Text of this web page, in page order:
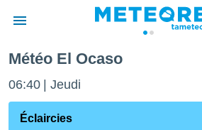
de
Météo El Ocaso
06:40 Jeudi
Éclaircies